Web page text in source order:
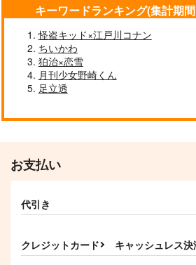
キーワードランキング(集計期
怪盗キッド×江戸川コナン
ちいかわ
狛治×恋雪
月刊少女野崎くん
足立透
お支払い
代引き
クレジットカード キャッシュレス決